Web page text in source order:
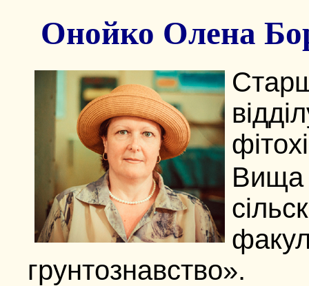
Онойко Олена
грунтознавство».